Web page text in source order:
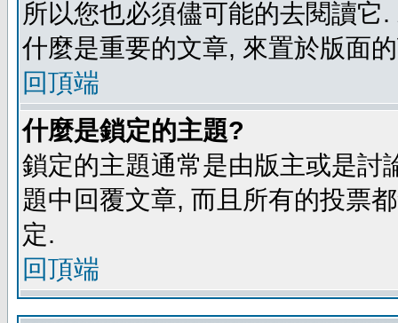
所以您也必須儘可能的去閱讀
什麼是重要的文章, 來置於版面
回頂端
什麼是鎖定的主題?
鎖定的主題通常是由版主或是討
題中回覆文章, 而且所有的投票
定.
回頂端